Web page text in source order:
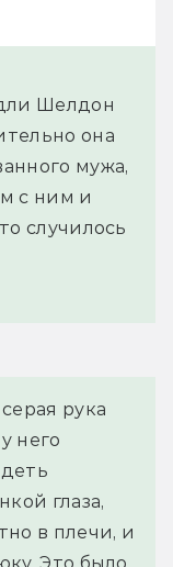
Шелдон
она
мужа,
с ним и
случилось
рука
него
глаза,
в плечи, и